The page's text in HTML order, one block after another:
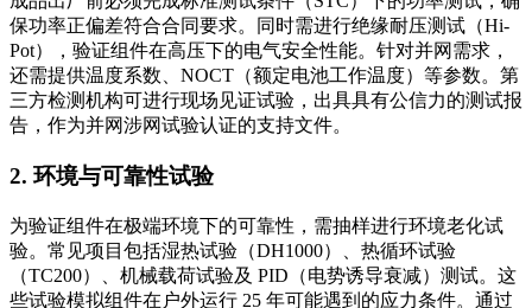
保功率正偏差符合合同要求。同时需进行绝缘耐压测试（Hi-
Pot），验证组件在高压下的电气安全性能。针对并网需求，
还需提供温度系数、NOCT（额定电池工作温度）等参数。第
三方检测机构可进行现场见证试验，出具具有公信力的测试报
告，作为并网涉网试验认证的支持文件。
2. 环境与可靠性试验
为验证组件在极端环境下的可靠性，需抽样进行环境老化试
验。常见项目包括湿热试验（DH1000）、热循环试验
（TC200）、机械载荷试验及 PID（电势诱导衰减）测试。这
些试验模拟组件在户外运行 25 年可能遇到的应力条件。通过